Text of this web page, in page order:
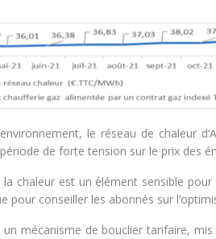
le réseau de chaleur
de forte tension sur le prix des
chaleur est un élément sensible
pour conseiller les abonnés sur
un mécanisme de bouclier tarifaire,